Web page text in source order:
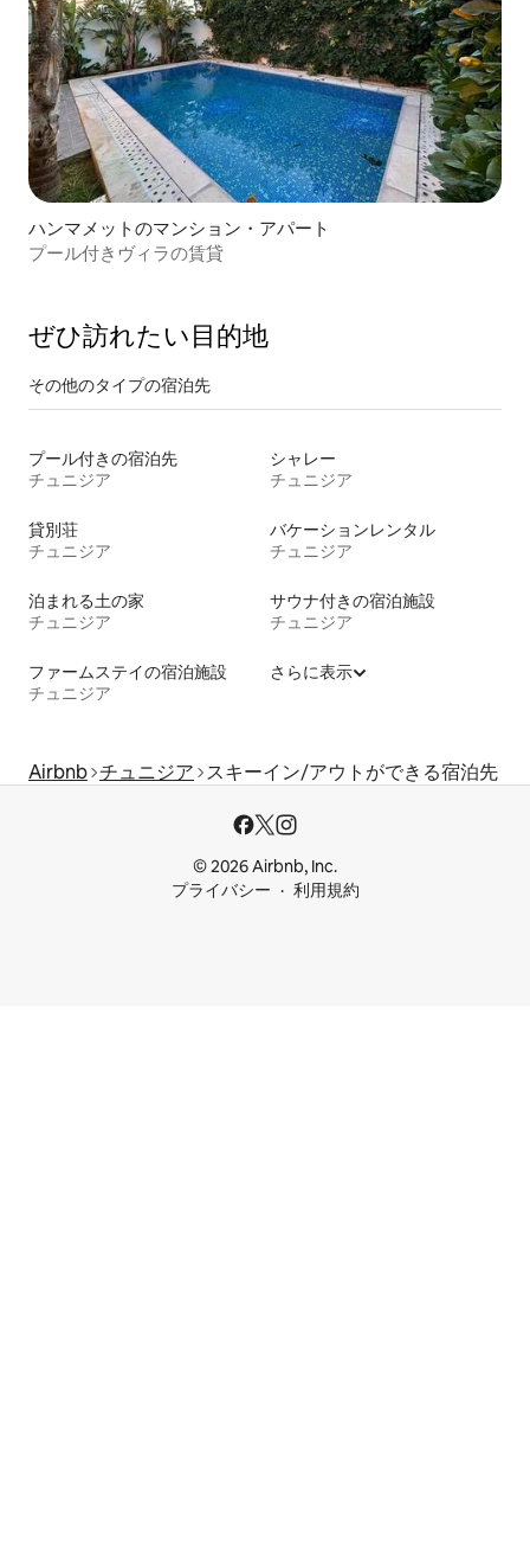
ハンマメットのマンション・アパート
プール付きヴィラの賃貸
ぜひ訪⁠れ⁠た⁠い目⁠的⁠地
その他のタ⁠イ⁠プ⁠の宿⁠泊⁠先
プール付きの宿泊先
チュニジア
シャレー
チュニジア
貸別荘
チュニジア
バケーションレンタル
チュニジア
泊まれる土の家
チュニジア
サウナ付きの宿泊施設
チュニジア
ファームステイの宿泊施設
チュニジア
さらに表示
Airbnb チュニジア スキーイン/アウトができる宿泊先
© 2026 Airbnb, Inc.
プライバシー
利用規約